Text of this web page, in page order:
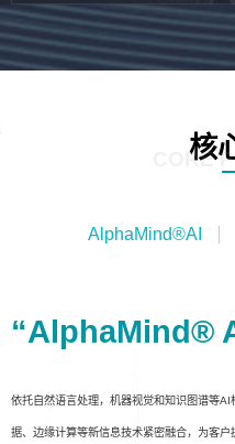
核
CORE
AlphaMind®AI
“AlphaMind®
依托自然语言处理，机器视觉和知识图谱等
据、边缘计算等新信息技术紧密融合，为客